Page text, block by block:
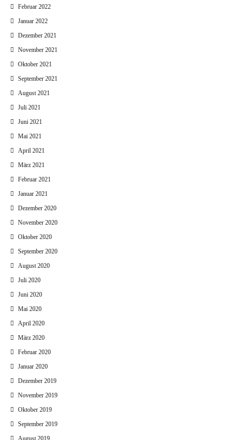
Februar 2022
Januar 2022
Dezember 2021
November 2021
Oktober 2021
September 2021
August 2021
Juli 2021
Juni 2021
Mai 2021
April 2021
März 2021
Februar 2021
Januar 2021
Dezember 2020
November 2020
Oktober 2020
September 2020
August 2020
Juli 2020
Juni 2020
Mai 2020
April 2020
März 2020
Februar 2020
Januar 2020
Dezember 2019
November 2019
Oktober 2019
September 2019